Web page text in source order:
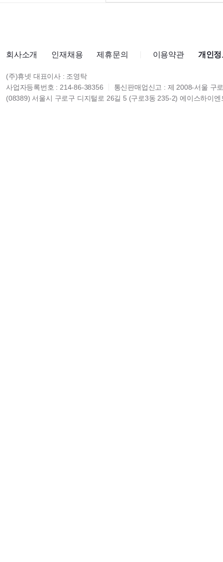
회사소개 인재채용 제휴문의 이용약관 개인
(주)휴넷 대표이사 : 조영탁
사업자등록번호 : 214-86-38356
통신판매업신고 : 제 2008-서울 구
(08389) 서울시 구로구 디지털로 26길 5 (구로3동 235-2) 에이스하이